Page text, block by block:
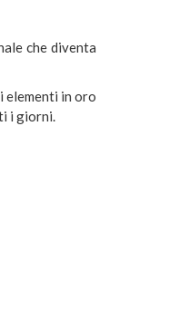
che diventa
elementi in oro
i giorni.